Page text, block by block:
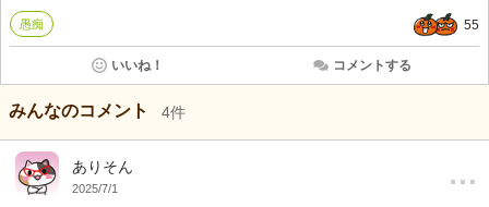
愚痴 55
いいね！ コメントする
みんなのコメント 4件
ありそん
2025/7/1 …